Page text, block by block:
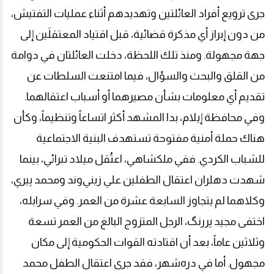
جرى ترويع أفراد العائلتين وتهديدهم أثناء عمليات التفتيش،
من دون إبراز أي مذكرة قضائية، قبل اقتياد المعتقلَين إلى
جهة مجهولة. ومنذ تلك اللحظة، دخلت العائلتان في دوامة
من القلق والبحث والسؤال، فيما امتنعت السلطات عن
تقديم أي معلومات بشأن مصيرهما أو أسباب اعتقالهما.
وفي محافظة إيلام، بدا المشهد أكثر اتساعاً وتنظيماً، وكأن
هناك حملة أمنية مفتوحة تستهدف البنية الاجتماعية
للشباب الكردي. ففي ملكشاهي، اعتُقل ميلاد تبرائي، بينما
شهدت دهلران اعتقال الطفلين علي زيني‌وند ومحمد پيري،
وكلاهما لم يتجاوز السابعة عشرة من العمر. وفي سرابله،
اختفى مجيد پررنگ، الرجل المتزوج البالغ من العمر تسعة
وثلاثين عاماً، بعد أن اقتادته القوات الحكومية إلى مكان
مجهول. أما في دره‌شهر، فقد جرى اعتقال الطفل محمد